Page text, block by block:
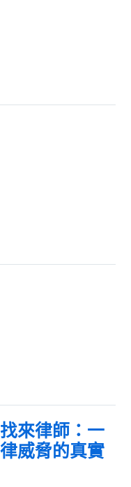
來律師：一
威脅的真實